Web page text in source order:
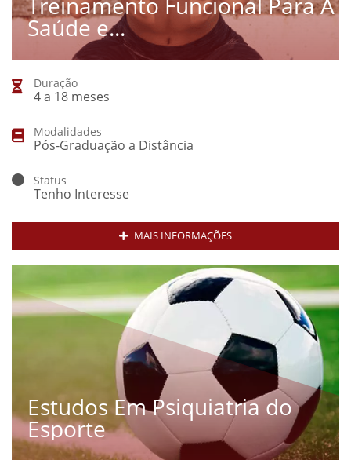
Saúde e...
Duração
4 a 18 meses
Modalidades
Pós-Graduação a Distância
Status
Tenho Interesse
MAIS INFORMAÇÕES
Estudos Em Psiquiatria do
Esporte